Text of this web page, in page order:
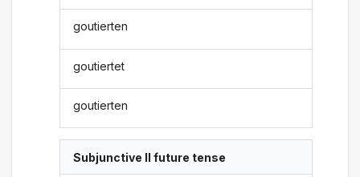
goutierten
goutiertet
goutierten
Subjunctive II future tense